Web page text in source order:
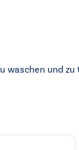
waschen und